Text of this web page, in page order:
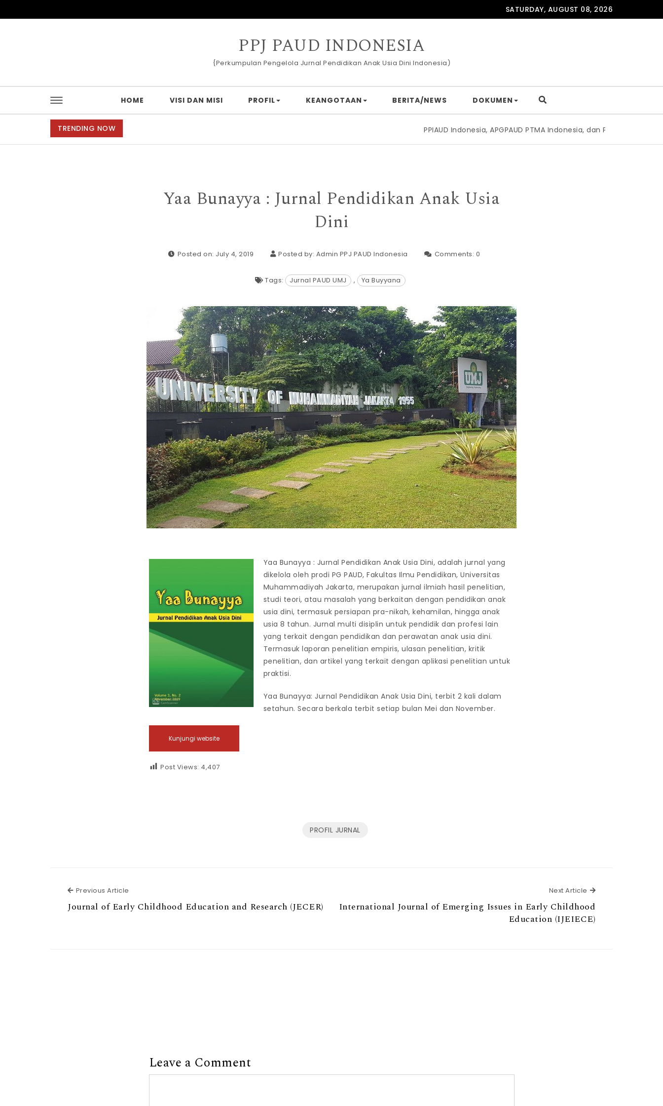
SATURDAY, AUGUST 08, 2026
PPJ PAUD INDONESIA
{Perkumpulan Pengelola Jurnal Pendidikan Anak Usia Dini Indonesia)
HOME VISI DAN MISI PROFIL KEANGOTAAN BERITA/NEWS DOKUMEN
TRENDING NOW PPIAUD Indonesia, APGPAUD PTMA Indonesia, dan PPJ PAUD
Yaa Bunayya : Jurnal Pendidikan Anak Usia
Dini
Posted on: July 4, 2019 Posted by: Admin PPJ PAUD Indonesia Comments: 0
Tags: Jurnal PAUD UMJ , Ya Buyyana
Yaa Bunayya : Jurnal Pendidikan Anak Usia Dini, adalah jurnal yang
dikelola oleh prodi PG PAUD, Fakultas Ilmu Pendidikan, Universitas
Muhammadiyah Jakarta, merupakan jurnal ilmiah hasil penelitian,
studi teori, atau masalah yang berkaitan dengan pendidikan anak
usia dini, termasuk persiapan pra-nikah, kehamilan, hingga anak
usia 8 tahun. Jurnal multi disiplin untuk pendidik dan profesi lain
yang terkait dengan pendidikan dan perawatan anak usia dini.
Termasuk laporan penelitian empiris, ulasan penelitian, kritik
penelitian, dan artikel yang terkait dengan aplikasi penelitian untuk
praktisi.
Yaa Bunayya: Jurnal Pendidikan Anak Usia Dini, terbit 2 kali dalam
setahun. Secara berkala terbit setiap bulan Mei dan November.
Post Views: 4,407
PROFIL JURNAL
Previous Article
Journal of Early Childhood Education and Research (JECER)
Next Article Next Article
International Journal of Emerging Issues in Early Childhood
Education (IJEIECE)
Leave a Comment